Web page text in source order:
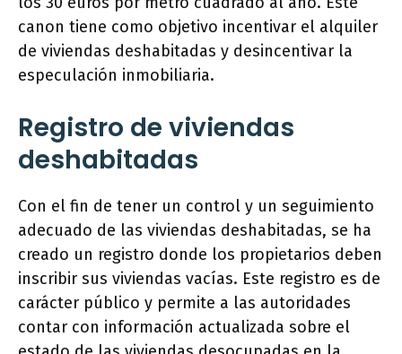
canon tiene como objetivo incentivar el alquiler
de viviendas deshabitadas y desincentivar la
especulación inmobiliaria.
Registro de viviendas
deshabitadas
Con el fin de tener un control y un seguimiento
adecuado de las viviendas deshabitadas, se ha
creado un registro donde los propietarios deben
inscribir sus viviendas vacías. Este registro es de
carácter público y permite a las autoridades
contar con información actualizada sobre el